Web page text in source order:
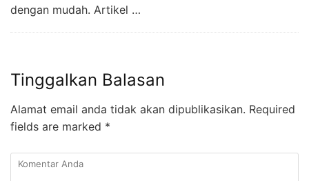
dengan mudah. Artikel …
Tinggalkan Balasan
Alamat email anda tidak akan dipublikasikan. Required
fields are marked *